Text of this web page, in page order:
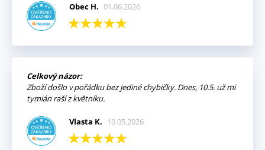
Obec H. 01.06.2026
Celkový názor:
Zboží došlo v pořádku bez jediné chybičky. Dnes, 10.5. už mi
tymián raší z květníku.
Vlasta K. 10.05.2026